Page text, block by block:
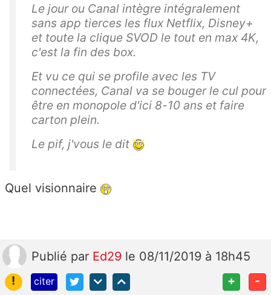
Le jour ou Canal intègre intégralement
sans app tierces les flux Netflix, Disney+
et toute la clique SVOD le tout en max 4K,
c'est la fin des box.
Et vu ce qui se profile avec les TV
connectées, Canal va se bouger le cul pour
être en monopole d'ici 8-10 ans et faire
carton plein.
Le pif, j'vous le dit
Quel visionnaire
Publié par Ed29 le 08/11/2019 à 18h45
!
citer + -